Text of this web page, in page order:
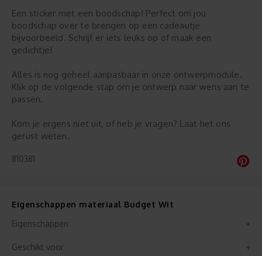
Een sticker met een boodschap! Perfect om jou
boodschap over te brengen op een cadeautje
bijvoorbeeld. Schrijf er iets leuks op of maak een
gedichtje!
Alles is nog geheel aanpasbaar in onze ontwerpmodule.
Klik op de volgende stap om je ontwerp naar wens aan te
passen.
Kom je ergens niet uit, of heb je vragen? Laat het ons
gerust weten.
810381
Eigenschappen materiaal Budget Wit
Eigenschappen
Geschikt voor